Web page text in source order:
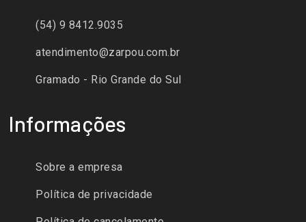
(54) 9 8412.9035
atendimento@zarpou.com.br
Gramado - Rio Grande do Sul
Informações
Sobre a empresa
Política de privacidade